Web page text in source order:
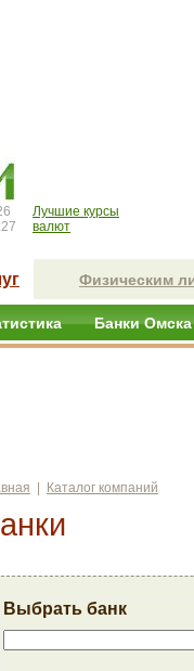
Лучшие курсы
валют
Физическим
Банки Омска
Каталог компаний
Выбрать банк